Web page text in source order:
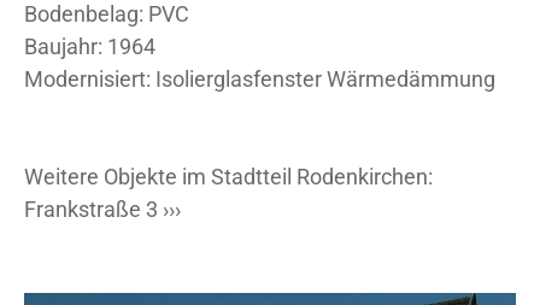
Bodenbelag: PVC
Baujahr: 1964
Modernisiert: Isolierglasfenster Wärmedämmung
Weitere Objekte im Stadtteil Rodenkirchen:
Frankstraße 3 ›››